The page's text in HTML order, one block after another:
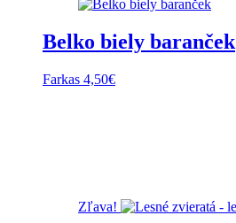
Belko biely baranček
Farkas 4,50€
Zľava!